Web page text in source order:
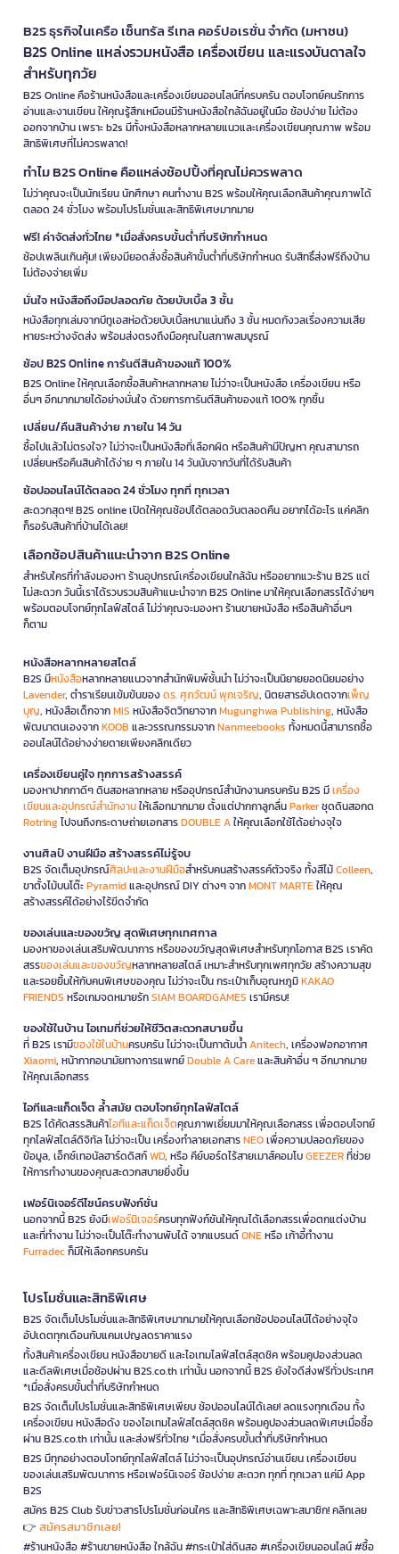
B2S ธุรกิจในเครือ เซ็นทรัล รีเทล คอร์ปอเรชั่น จำกัด (มหาชน)
B2S Online แหล่งรวมหนังสือ เครื่องเขียน และแรงบันดาลใจ
สำหรับทุกวัย
B2S Online คือร้านหนังสือและเครื่องเขียนออนไลน์ที่ครบครัน ตอบโจทย์คนรักการ
อ่านและงานเขียน ให้คุณรู้สึกเหมือนมีร้านหนังสือใกล้ฉันอยู่ในมือ ช้อปง่าย ไม่ต้อง
ออกจากบ้าน เพราะ b2s มีทั้งหนังสือหลากหลายแนวและเครื่องเขียนคุณภาพ พร้อม
สิทธิพิเศษที่ไม่ควรพลาด!
ทำไม B2S Online คือแหล่งช้อปปิ้งที่คุณไม่ควรพลาด
ไม่ว่าคุณจะเป็นนักเรียน นักศึกษา คนทำงาน B2S พร้อมให้คุณเลือกสินค้าคุณภาพได้
ตลอด 24 ชั่วโมง พร้อมโปรโมชั่นและสิทธิพิเศษมากมาย
ฟรี! ค่าจัดส่งทั่วไทย *เมื่อสั่งครบขั้นต่ำที่บริษัทกำหนด
ช้อปเพลินเกินคุ้ม! เพียงมียอดสั่งซื้อสินค้าขั้นต่ำที่บริษัทกำหนด รับสิทธิ์ส่งฟรีถึงบ้าน
ไม่ต้องจ่ายเพิ่ม
มั่นใจ หนังสือถึงมือปลอดภัย ด้วยบับเบิ้ล 3 ชั้น
หนังสือทุกเล่มจากบีทูเอสห่อด้วยบับเบิ้ลหนาแน่นถึง 3 ชั้น หมดกังวลเรื่องความเสีย
หายระหว่างจัดส่ง พร้อมส่งตรงถึงมือคุณในสภาพสมบูรณ์
ช้อป B2S Online การันตีสินค้าของแท้ 100%
B2S Online ให้คุณเลือกซื้อสินค้าหลากหลาย ไม่ว่าจะเป็นหนังสือ เครื่องเขียน หรือ
อื่นๆ อีกมากมายได้อย่างมั่นใจ ด้วยการการันตีสินค้าของแท้ 100% ทุกชิ้น
เปลี่ยน/คืนสินค้าง่าย ภายใน 14 วัน
ซื้อไปแล้วไม่ตรงใจ? ไม่ว่าจะเป็นหนังสือที่เลือกผิด หรือสินค้ามีปัญหา คุณสามารถ
เปลี่ยนหรือคืนสินค้าได้ง่าย ๆ ภายใน 14 วันนับจากวันที่ได้รับสินค้า
ช้อปออนไลน์ได้ตลอด 24 ชั่วโมง ทุกที่ ทุกเวลา
สะดวกสุดๆ! B2S online เปิดให้คุณช้อปได้ตลอดวันตลอดคืน อยากได้อะไร แค่คลิก
ก็รอรับสินค้าที่บ้านได้เลย!
เลือกช้อปสินค้าแนะนำจาก B2S Online
สำหรับใครที่กำลังมองหา ร้านอุปกรณ์เครื่องเขียนใกล้ฉัน หรืออยากแวะร้าน B2S แต่
ไม่สะดวก วันนี้เราได้รวบรวมสินค้าแนะนำจาก B2S Online มาให้คุณเลือกสรรได้ง่ายๆ
พร้อมตอบโจทย์ทุกไลฟ์สไตล์ ไม่ว่าคุณจะมองหา ร้านขายหนังสือ หรือสินค้าอื่นๆ
ก็ตาม
หนังสือหลากหลายสไตล์
B2S มีหนังสือหลากหลายแนวจากสำนักพิมพ์ชั้นนำ ไม่ว่าจะเป็นนิยายยอดนิยมอย่าง
Lavender, ตำราเรียนเข้มข้นของดร. ศุภวัฒน์ พุกเจริญ, นิตยสารอัปเดตจากเพ็ญ
บุญ, หนังสือเด็กจากMIS หนังสือจิตวิทยาจากMugunghwa Publishing, หนังสือ
พัฒนาตนเองจากKOOB และวรรณกรรมจากNanmeebooks ทั้งหมดนี้สามารถซื้อ
ออนไลน์ได้อย่างง่ายดายเพียงคลิกเดียว
เครื่องเขียนคู่ใจ ทุกการสร้างสรรค์
มองหาปากกาดีๆ ดินสอหลากหลาย หรืออุปกรณ์สำนักงานครบครัน B2S มีเครื่อง
เขียนและอุปกรณ์สำนักงานให้เลือกมากมาย ตั้งแต่ปากกาลูกลื่นParkerชุดดินสอกด
Rotringไปจนถึงกระดาษถ่ายเอกสารDOUBLE Aให้คุณเลือกใช้ได้อย่างจุใจ
งานศิลป์ งานฝีมือ สร้างสรรค์ไม่รู้จบ
B2S จัดเต็มอุปกรณ์ศิลปะและงานฝีมือสำหรับคนสร้างสรรค์ตัวจริง ทั้งสีไม้Colleen,
ขาตั้งไม้บนโต๊ะPyramidและอุปกรณ์ DIY ต่างๆ จากMONT MARTEให้คุณ
สร้างสรรค์ได้อย่างไร้ขีดจำกัด
ของเล่นและของขวัญ สุดพิเศษทุกเทศกาล
มองหาของเล่นเสริมพัฒนาการ หรือของขวัญสุดพิเศษสำหรับทุกโอกาส B2S เราคัด
สรรของเล่นและของขวัญหลากหลายสไตล์ เหมาะสำหรับทุกเพศทุกวัย สร้างความสุข
และรอยยิ้มให้กับคนพิเศษของคุณ ไม่ว่าจะเป็น กระเป๋าเก็บอุณหภูมิKAKAO
FRIENDS หรือเกมจดหมายรักSIAM BOARDGAMES เรามีครบ!
ของใช้ในบ้าน ไอเทมที่ช่วยให้ชีวิตสะดวกสบายขึ้น
ที่ B2S เรามีของใช้ในบ้านครบครัน ไม่ว่าจะเป็นกาต้มน้ำAnitech, เครื่องฟอกอากาศ
Xiaomi, หน้ากากอนามัยทางการแพทย์Double A Careและสินค้าอื่น ๆ อีกมากมาย
ให้คุณเลือกสรร
ไอทีและแก็ดเจ็ต ล้ำสมัย ตอบโจทย์ทุกไลฟ์สไตล์
B2S ได้คัดสรรสินค้าไอทีและแก็ดเจ็ตคุณภาพเยี่ยมมาให้คุณเลือกสรร เพื่อตอบโจทย์
ทุกไลฟ์สไตล์ดิจิทัล ไม่ว่าจะเป็น เครื่องทำลายเอกสารNEOเพื่อความปลอดภัยของ
ข้อมูล, เอ็กซ์เทอนัลฮาร์ดดิสก์WD, หรือ คีย์บอร์ดไร้สายเมาส์คอมโบGEEZERที่ช่วย
ให้การทำงานของคุณสะดวกสบายยิ่งขึ้น
เฟอร์นิเจอร์ดีไซน์ครบฟังก์ชั่น
นอกจากนี้ B2S ยังมีเฟอร์นิเจอร์ครบทุกฟังก์ชันให้คุณได้เลือกสรรเพื่อตกแต่งบ้าน
และที่ทำงาน ไม่ว่าจะเป็นโต๊ะทำงานพับได้ จากแบรนด์ONEหรือ เก้าอี้ทำงาน
Furradecก็มีให้เลือกครบครัน
โปรโมชั่นและสิทธิพิเศษ
B2S จัดเต็มโปรโมชั่นและสิทธิพิเศษมากมายให้คุณเลือกช้อปออนไลน์ได้อย่างจุใจ
อัปเดตทุกเดือนกับแคมเปญลดราคาแรง
ทั้งสินค้าเครื่องเขียน หนังสือขายดี และไอเทมไลฟ์สไตล์สุดชิค พร้อมคูปองส่วนลด
และดีลพิเศษเมื่อช้อปผ่าน B2S.co.th เท่านั้น นอกจากนี้ B2S ยังใจดีส่งฟรีทั่วประเทศ
*เมื่อสั่งครบขั้นต่ำที่บริษัทกำหนด
B2S จัดเต็มโปรโมชั่นและสิทธิพิเศษเพียบ ช้อปออนไลน์ได้เลย! ลดแรงทุกเดือน ทั้ง
เครื่องเขียน หนังสือดัง ของไอเทมไลฟ์สไตล์สุดชิค พร้อมคูปองส่วนลดพิเศษเมื่อซื้อ
ผ่าน B2S.co.th เท่านั้น และส่งฟรีทั่วไทย *เมื่อสั่งครบขั้นต่ำที่บริษัทกำหนด
B2S มีทุกอย่างตอบโจทย์ทุกไลฟ์สไตล์ ไม่ว่าจะเป็นอุปกรณ์อ่านเขียน เครื่องเขียน
ของเล่นเสริมพัฒนาการ หรือเฟอร์นิเจอร์ ช้อปง่าย สะดวก ทุกที่ ทุกเวลา แค่มี App
B2S
สมัคร B2S Club รับข่าวสารโปรโมชั่นก่อนใคร และสิทธิพิเศษเฉพาะสมาชิก! คลิกเลย
👉 สมัครสมาชิกเลย!
#ร้านหนังสือ #ร้านขายหนังสือ ใกล้ฉัน #กระเป๋าใส่ดินสอ #เครื่องเขียนออนไลน์ #ซื้อ